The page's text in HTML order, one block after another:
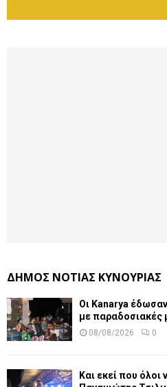
ΔΗΜΟΣ ΝΟΤΙΑΣ ΚΥΝΟΥΡΙΑΣ
Οι Kanarya
με παραδοσιακές
08/08/2026 0
Και εκεί που όλοι